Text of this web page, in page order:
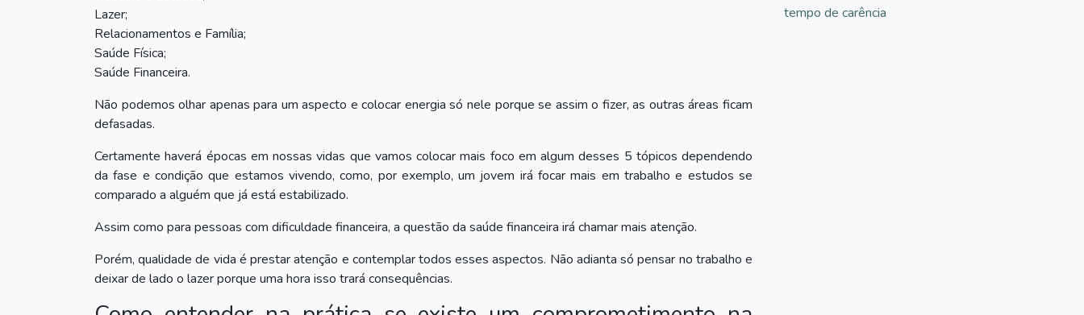
Lazer;
Relacionamentos e Família;
Saúde Física;
Saúde Financeira.
Não podemos olhar apenas para um aspecto e colocar energia só nele porque se assim o fizer, as outras áreas ficam
defasadas.
Certamente haverá épocas em nossas vidas que vamos colocar mais foco em algum desses 5 tópicos dependendo
da fase e condição que estamos vivendo, como, por exemplo, um jovem irá focar mais em trabalho e estudos se
comparado a alguém que já está estabilizado.
Assim como para pessoas com dificuldade financeira, a questão da saúde financeira irá chamar mais atenção.
Porém, qualidade de vida é prestar atenção e contemplar todos esses aspectos. Não adianta só pensar no trabalho e
deixar de lado o lazer porque uma hora isso trará consequências.
tempo de carência